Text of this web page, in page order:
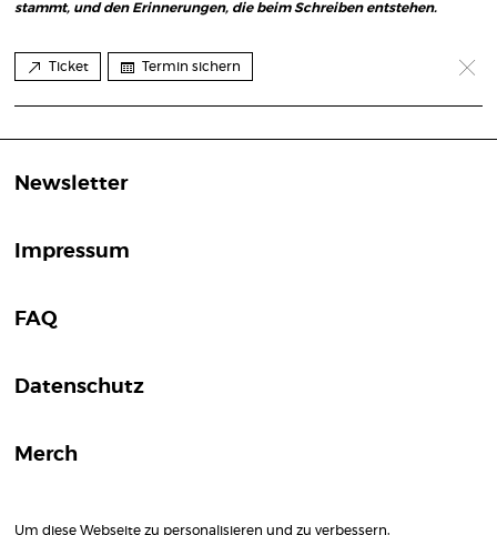
stammt, und den Erinnerungen, die beim Schreiben entstehen.
Ticket Termin sichern
Newsletter
Impressum
FAQ
Datenschutz
Merch
Um diese Webseite zu personalisieren und zu verbessern,